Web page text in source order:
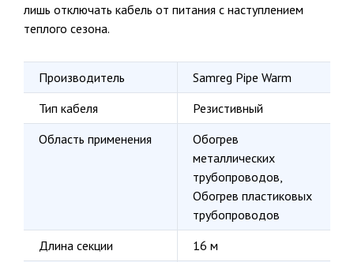
лишь отключать кабель от питания с наступлением
теплого сезона.
Производитель
Samreg Pipe Warm
Тип кабеля
Резистивный
Область применения
Обогрев
металлических
трубопроводов,
Обогрев пластиковых
трубопроводов
Длина секции
16 м